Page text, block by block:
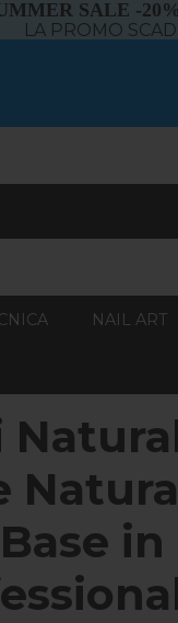
SALE -
LA PROMO
NAIL ART